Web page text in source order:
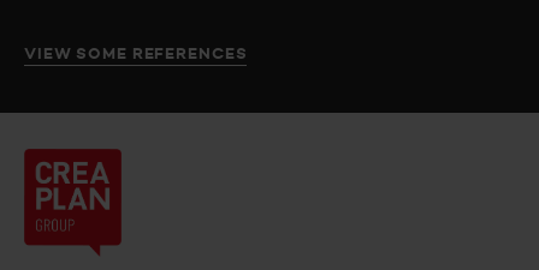
VIEW SOME REFERENCES
Creaplan
nv
Footer